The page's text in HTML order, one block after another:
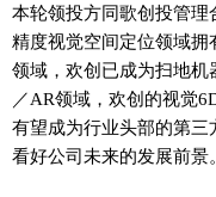
本轮领投方同歌创投管理
精度视觉空间定位领域
领域，欢创已成为扫地
／AR领域，欢创的视觉
有望成为行业头部的第三
看好公司未来的发展前景